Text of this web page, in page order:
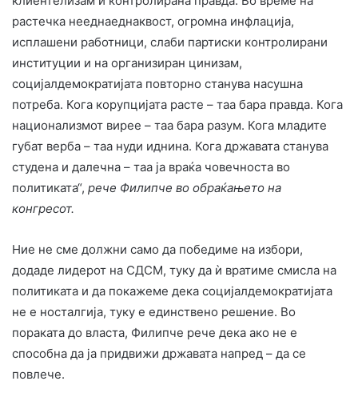
растечка нееднаеднаквост, огромна инфлација,
исплашени работници, слаби партиски контролирани
институции и на организиран цинизам,
социјалдемократијата повторно станува насушна
потреба. Кога корупцијата расте – таа бара правда. Кога
национализмот вирее – таа бара разум. Кога младите
губат верба – таа нуди иднина. Кога државата станува
студена и далечна – таа ја враќа човечноста во
политиката“, рече Филипче во обраќањето на
конгресот.
Ние не сме должни само да победиме на избори,
додаде лидерот на СДСМ, туку да ѝ вратиме смисла на
политиката и да покажеме дека социјалдемократијата
не е носталгија, туку е единствено решение. Во
пораката до власта, Филипче рече дека ако не е
способна да ја придвижи државата напред – да се
повлече.